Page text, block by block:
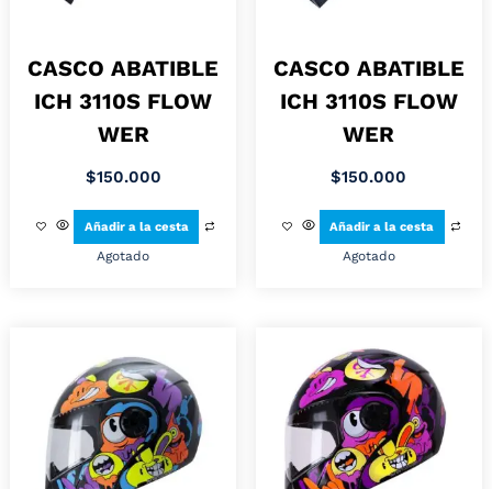
CASCO ABATIBLE
ICH 3110S FLOW
WER
$150.000
Añadir a la cesta
Agotado
CASCO ABATIBLE
ICH 3110S FLOW
WER
$150.000
Añadir a la cesta
Agotado